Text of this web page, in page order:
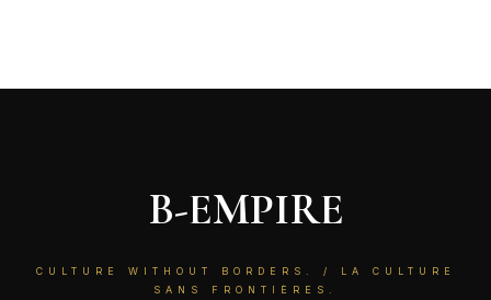
B-EMPIRE
CULTURE WITHOUT BORDERS. / LA CULTURE
SANS FRONTIÈRES.